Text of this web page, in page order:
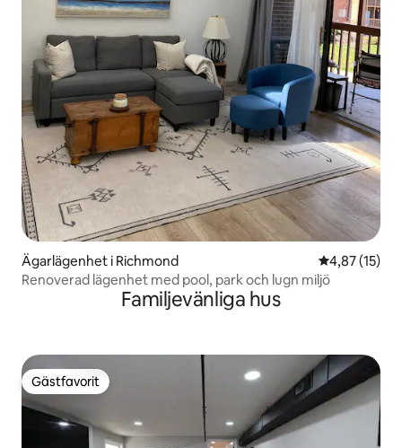
Ägarlägenhet i Richmond 4,87 av 5 i
4,87 (15)
Renoverad lägenhet med pool, park och lugn miljö
Familjevänliga hus
Gästfavorit
Gästfavorit